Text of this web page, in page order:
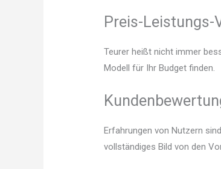
Preis-Leistungs-
Teurer heißt nicht immer
Modell für Ihr Budget finden.
Erfahrungen von Nutzern
vollständiges Bild von den